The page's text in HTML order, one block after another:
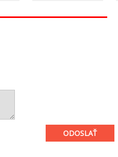
ODOSLAŤ